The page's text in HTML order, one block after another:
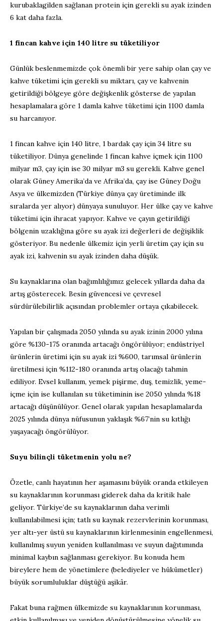
kurubaklagilden sağlanan protein için gerekli su ayak izinden
6 kat daha fazla.
1 fincan kahve için 140 litre su tüketiliyor
Günlük beslenmemizde çok önemli bir yere sahip olan çay ve
kahve tüketimi için gerekli su miktarı, çay ve kahvenin
getirildiği bölgeye göre değişkenlik gösterse de yapılan
hesaplamalara göre 1 damla kahve tüketimi için 1100 damla
su harcanıyor.
1 fincan kahve için 140 litre, 1 bardak çay için 34 litre su
tüketiliyor. Dünya genelinde 1 fincan kahve içmek için 1100
milyar m3, çay için ise 30 milyar m3 su gerekli. Kahve genel
olarak Güney Amerika’da ve Afrika’da, çay ise Güney Doğu
Asya ve ülkemizden (Türkiye dünya çay üretiminde ilk
sıralarda yer alıyor) dünyaya sunuluyor. Her ülke çay ve kahve
tüketimi için ihracat yapıyor. Kahve ve çayın getirildiği
bölgenin uzaklığına göre su ayak izi değerleri de değişiklik
gösteriyor. Bu nedenle ülkemiz için yerli üretim çay için su
ayak izi, kahvenin su ayak izinden daha düşük.
Su kaynaklarına olan bağımlılığımız gelecek yıllarda daha da
artış gösterecek. Besin güvencesi ve çevresel
sürdürülebilirlik açısından problemler ortaya çıkabilecek.
Yapılan bir çalışmada 2050 yılında su ayak izinin 2000 yılına
göre %130-175 oranında artacağı öngörülüyor; endüstriyel
ürünlerin üretimi için su ayak izi %600, tarımsal ürünlerin
üretilmesi için %112-180 oranında artış olacağı tahmin
ediliyor. Evsel kullanım, yemek pişirme, duş, temizlik, yeme-
içme için ise kullanılan su tüketiminin ise 2050 yılında %18
artacağı düşünülüyor. Genel olarak yapılan hesaplamalarda
2025 yılında dünya nüfusunun yaklaşık %67’nin su kıtlığı
yaşayacağı öngörülüyor.
Suyu bilinçli tüketmenin yolu ne?
Özetle, canlı hayatının her aşamasını büyük oranda etkileyen
su kaynaklarının korunması giderek daha da kritik hale
geliyor. Türkiye’de su kaynaklarının daha verimli
kullanılabilmesi için; tatlı su kaynak rezervlerinin korunması,
yer altı-yer üstü su kaynaklarının kirlenmesinin engellenmesi,
kullanılmış suyun yeniden kullanılması ve suyun dağıtımında
minimal kaybın sağlanması gerekiyor. Bu konuda hem
bireylere hem de yönetimlere (belediyeler ve hükümetler)
büyük sorumluluklar düştüğü aşikâr.
Fakat buna rağmen ülkemizde su kaynaklarının korunması,